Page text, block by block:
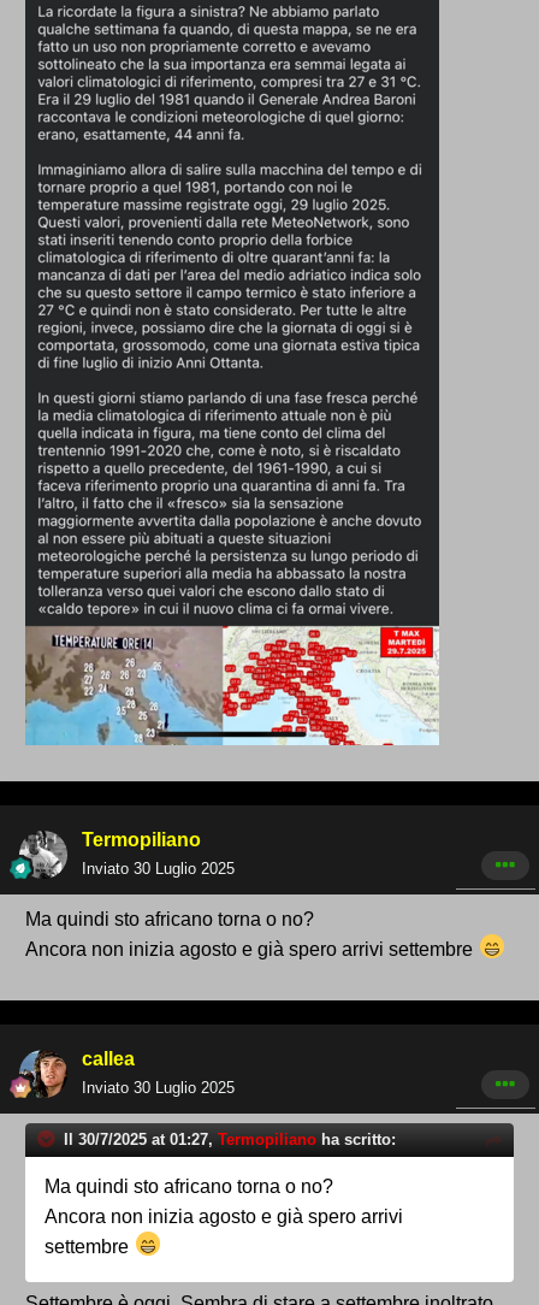
Termopiliano
Inviato 30 Luglio 2025
Ma quindi sto africano torna o no?
Ancora non inizia agosto e già spero arrivi settembre
callea
Inviato 30 Luglio 2025
Il 30/7/2025 at 01:27, Termopiliano ha scritto:
Ma quindi sto africano torna o no?
Ancora non inizia agosto e già spero arrivi
settembre